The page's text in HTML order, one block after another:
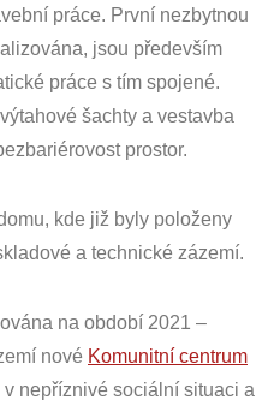
práce. První nezbytnou
jsou především
práce s tím spojené.
šachty a vestavba
prostor.
kde již byly položeny
a technické zázemí.
na období 2021 –
nové Komunitní centrum
v nepříznivé sociální situaci a